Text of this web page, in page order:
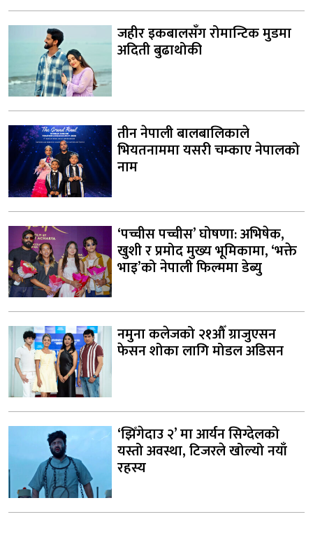
जहीर इकबालसँग रोमान्टिक मुडमा
अदिती बुढाथोकी
तीन नेपाली बालबालिकाले
भियतनाममा यसरी चम्काए नेपालको
नाम
‘पच्चीस पच्चीस’ घोषणा: अभिषेक,
खुशी र प्रमोद मुख्य भूमिकामा, ‘भक्ते
भाइ’को नेपाली फिल्ममा डेब्यु
नमुना कलेजको २१औँ ग्राजुएसन
फेसन शोका लागि मोडल अडिसन
‘झिँगेदाउ २’ मा आर्यन सिग्देलको
यस्तो अवस्था, टिजरले खोल्यो नयाँ
रहस्य